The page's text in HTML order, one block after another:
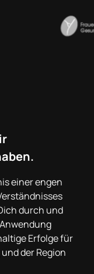
einer engen
durch und
Erfolge für
der Region